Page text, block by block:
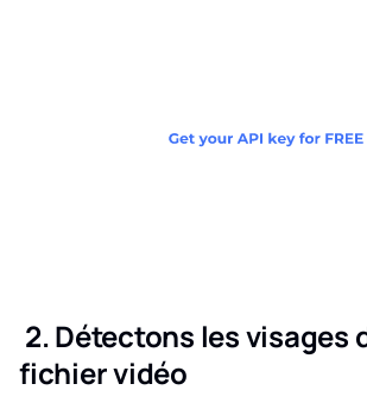
2. Détectons les visages
fichier vidéo